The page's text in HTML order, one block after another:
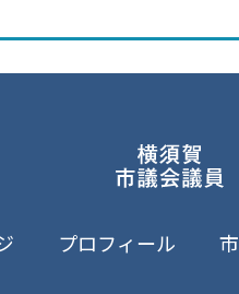
プロフィール